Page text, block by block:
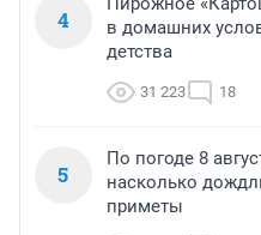
4
в домашних
детства
31 223 18
5
По погоде 8
насколько
приметы